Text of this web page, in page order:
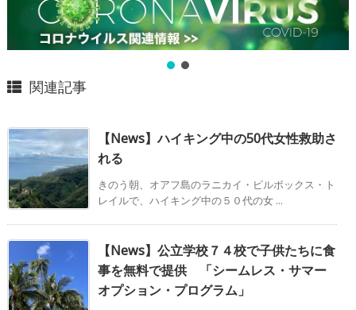
関連記事
【News】ハイキング中の50代女性救助さ
れる
きのう朝、オアフ島のラニカイ・ピルボックス・ト
レイルで、ハイキング中の５０代の女 ...
【News】公立学校７４校で子供たちに食
事を無料で提供 「シームレス・サマー
オプション・プログラム」